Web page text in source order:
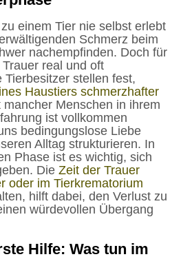
einem Tier nie selbst erlebt
Schmerz beim
nachempfinden. Doch für
real und oft
Tierbesitzer stellen fest,
Haustiers schmerzhafter
mancher Menschen in ihrem
ist vollkommen
bedingungslose Liebe
Alltag strukturieren. In
Phase ist es wichtig, sich
Die Zeit der Trauer
oder im Tierkrematorium
hilft dabei, den Verlust zu
würdevollen Übergang
Hilfe: Was tun im